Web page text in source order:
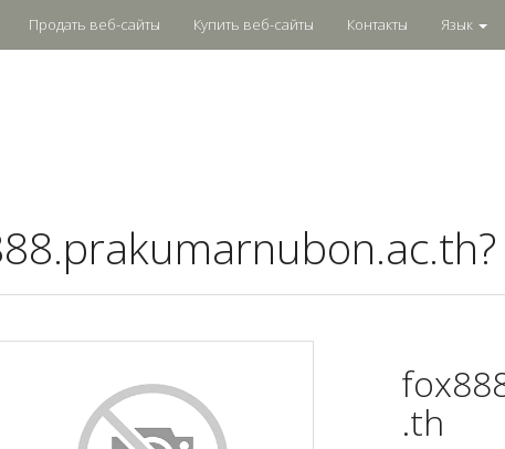
Продать веб-сайты Купить веб-сайты Контакты Язык
.th